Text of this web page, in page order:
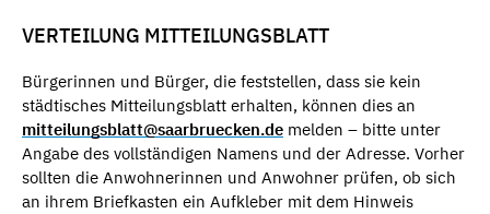
VERTEILUNG MITTEILUNGSBLATT
Bürgerinnen und Bürger, die feststellen, dass sie kein
städtisches Mitteilungsblatt erhalten, können dies an
mitteilungsblatt@saarbruecken.de melden – bitte unter
Angabe des vollständigen Namens und der Adresse. Vorher
sollten die Anwohnerinnen und Anwohner prüfen, ob sich
an ihrem Briefkasten ein Aufkleber mit dem Hinweis